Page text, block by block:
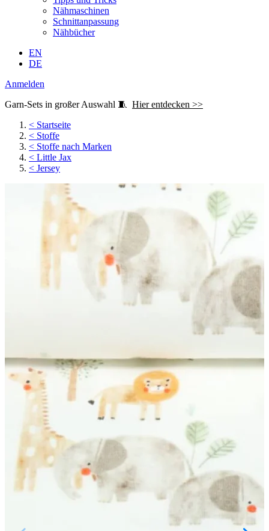
Nähmaschinen
Schnittanpassung
Nähbücher
EN
DE
Anmelden
Garn-Sets in großer Auswahl 🧵 Hier entdecken >>
< Startseite
< Stoffe
< Stoffe nach Marken
< Little Jax
< Jersey